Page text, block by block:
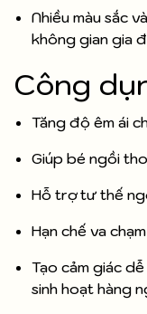
Nhiều màu sắc
không gian gia
Công
Tăng độ êm ái
Giúp bé ngồi
Hỗ trợ tư thế
Hạn chế va
Tạo cảm giác
sinh hoạt hàng